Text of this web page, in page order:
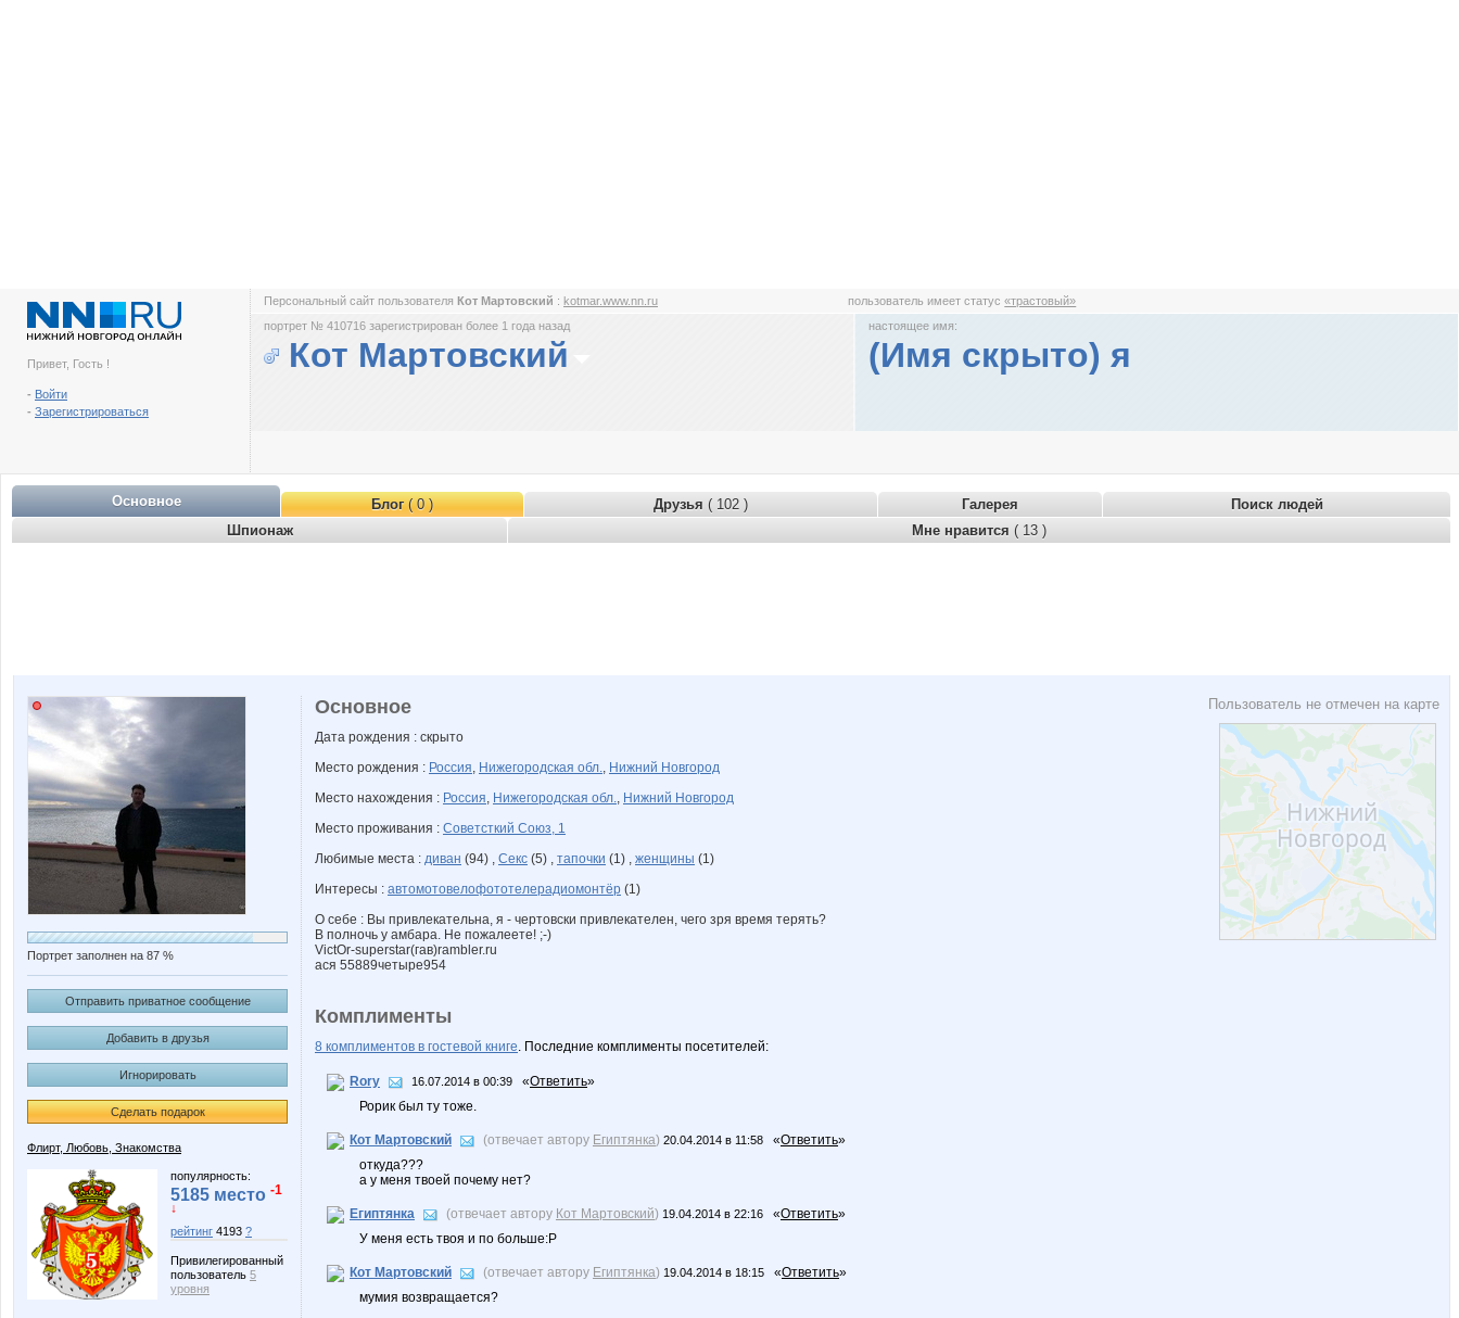
Привет, Гость !
- Войти
- Зарегистрироваться
Персональный сайт пользователя Кот Мартовский : kotmar.www.nn.ru пользователь имеет статус«трастовый»
портрет № 410716 зарегистрирован более 1 года назад
Кот Мартовский
настоящее имя:
(Имя скрыто) я
Основное Блог( 0 ) Друзья ( 102 ) Галерея
Поиск людей
Шпионаж
Мне нравится ( 13 )
Портрет заполнен на 87 %
Отправить приватное сообщение
Добавить в друзья
Игнорировать
Сделать подарок
Флирт, Любовь, Знакомства
популярность:
5185 место -1
↓
рейтинг 4193 ?
Привилегированный
пользователь 5
уровня
Пользователь не отмечен на карте
Основное
Дата рождения : скрыто
Место рождения : Россия, Нижегородская обл., Нижний Новгород
Место нахождения : Россия, Нижегородская обл., Нижний Новгород
Место проживания : Советсткий Союз, 1
Любимые места : диван (94) , Секс (5) , тапочки (1) , женщины (1)
Интересы : автомотовелофототелерадиомонтёр (1)
О себе : Вы привлекательна, я - чертовски привлекателен, чего зря время терять?
В полночь у амбара. Не пожалеете! ;-)
VictOr-superstar(гав)rambler.ru
ася 55889четыре954
Комплименты
8 комплиментов в гостевой книге. Последние комплименты посетителей:
Rory 16.07.2014 в 00:39 «Ответить»
Рорик был ту тоже.
Кот Мартовский (отвечает автору Египтянка) 20.04.2014 в 11:58 «Ответить»
откуда???
а у меня твоей почему нет?
Египтянка (отвечает автору Кот Мартовский) 19.04.2014 в 22:16 «Ответить»
У меня есть твоя и по больше:Р
Кот Мартовский (отвечает автору Египтянка) 19.04.2014 в 18:15 «Ответить»
мумия возвращается?